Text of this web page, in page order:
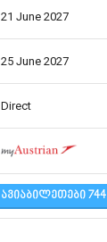
21 June 2027
25 June 2027
Direct
ᲐᲕᲘᲐᲑᲘᲚᲔᲗᲔᲑᲘ 744